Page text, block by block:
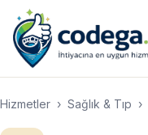
Hizmetler › Sağlık & Tıp ›